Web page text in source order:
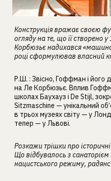
Конструкція вражає своєю
огляду на те, що її створено
Корбюзьє надихався
році сформулював власний
Р.Ш. : Звісно, Гоффман і його
на Ле Корбюзьє. Вплив
школах Баухауз і De Stijl,
Sitzmaschine — унікальний
в трьох музеях світу — у
тепер — у Львові.
Розкажи трішки про історичні
Що відбувалось з санаторієм
нацистського режиму,